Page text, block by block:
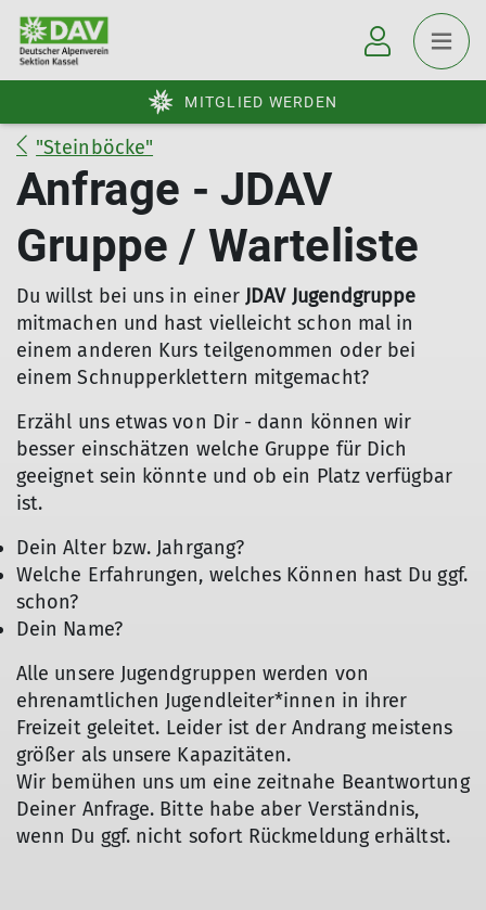
MITGLIED WERDEN
"Steinböcke"
Anfrage - JDAV
Gruppe / Warteliste
Du willst bei uns in einer JDAV Jugendgruppe
mitmachen und hast vielleicht schon mal in
einem anderen Kurs teilgenommen oder bei
einem Schnupperklettern mitgemacht?
Erzähl uns etwas von Dir - dann können wir
besser einschätzen welche Gruppe für Dich
geeignet sein könnte und ob ein Platz verfügbar
ist.
Dein Alter bzw. Jahrgang?
Welche Erfahrungen, welches Können hast Du ggf.
schon?
Dein Name?
Alle unsere Jugendgruppen werden von
ehrenamtlichen Jugendleiter*innen in ihrer
Freizeit geleitet. Leider ist der Andrang meistens
größer als unsere Kapazitäten.
Wir bemühen uns um eine zeitnahe Beantwortung
Deiner Anfrage. Bitte habe aber Verständnis,
wenn Du ggf. nicht sofort Rückmeldung erhältst.